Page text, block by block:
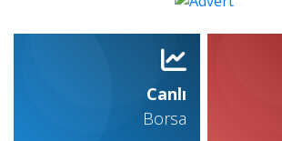
Canlı
Borsa